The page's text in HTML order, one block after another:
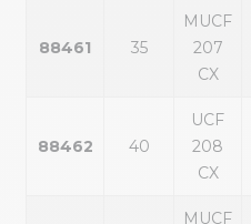
88461 35
MUCF
207
CX
88462 40
UCF
208
CX
MUCF